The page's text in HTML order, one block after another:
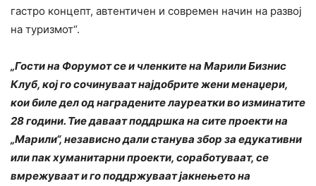
гастро концепт, автентичен и современ начин на развој
на туризмот“.
„Гости на Форумот се и членките на Марили Бизнис
Клуб, кој го сочинуваат најдобрите жени менаџери,
кои биле дел од наградените лауреатки во изминатите
28 години. Тие даваат поддршка на сите проекти на
„Марили“, независно дали станува збор за едукативни
или пак хуманитарни проекти, соработуваат, се
вмрежуваат и го поддржуваат јакнењето на